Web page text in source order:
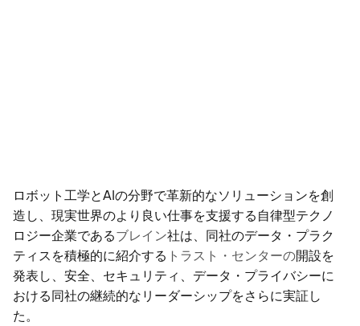
ロボット工学とAIの分野で革新的なソリューションを創
造し、現実世界のより良い仕事を支援する自律型テクノ
ロジー企業であるブレイン社は、同社のデータ・プラク
ティスを積極的に紹介する トラスト・センターの開設を
発表し、安全、セキュリティ、データ・プライバシーに
おける同社の継続的なリーダーシップをさらに実証し
た。